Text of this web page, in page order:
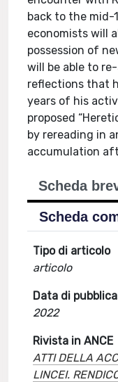
back to the mid-
economists will
possession of
will be able to
reflections that
years of his
proposed
by rereading in
accumulation
Scheda
Scheda
Tipo di articolo
articolo
Data di
2022
Rivista in ANCE
ATTI DELLA
LINCEI.